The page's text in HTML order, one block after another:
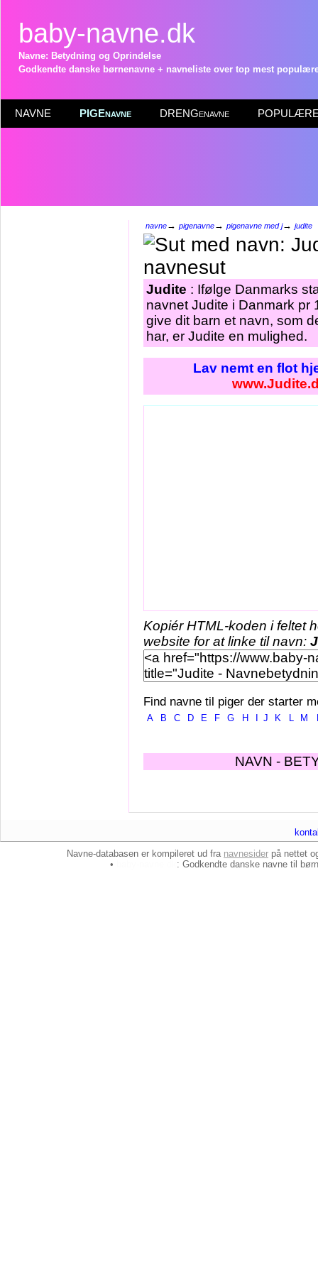
baby-navne.dk
Navne: Betydning og Oprindelse
Godkendte danske børnenavne + navneliste over top mest
NAVNE PIGEnavne DRENGenavne POPULÆRE
navne→ pigenavne→ pigenavne med j→ judite
Judite : Ifølge Danmarks
navnet Judite i Danmark pr
give dit barn et navn, som
har, er Judite en mulighed.
Lav nemt en flot
Kopiér HTML-koden i feltet
website for at linke til navn:
Find navne til piger der starter
A B C D E F G H J K L M
NAVN -
Navne-databasen er kompileret ud fra navnesider på nettet
•
: Godkendte danske navne til børn